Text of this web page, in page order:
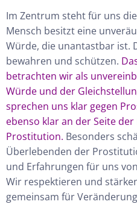
Im Zentrum steht für uns
Mensch besitzt eine
Würde, die unantastbar ist.
bewahren und schützen.
betrachten wir als
Würde und der
sprechen uns klar gegen
ebenso klar an der Seite
Prostitution. Besonders
Überlebenden der
und Erfahrungen für uns
Wir respektieren und
gemeinsam für